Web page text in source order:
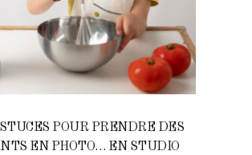
POUR PRENDRE DES
EN PHOTO… EN STUDIO